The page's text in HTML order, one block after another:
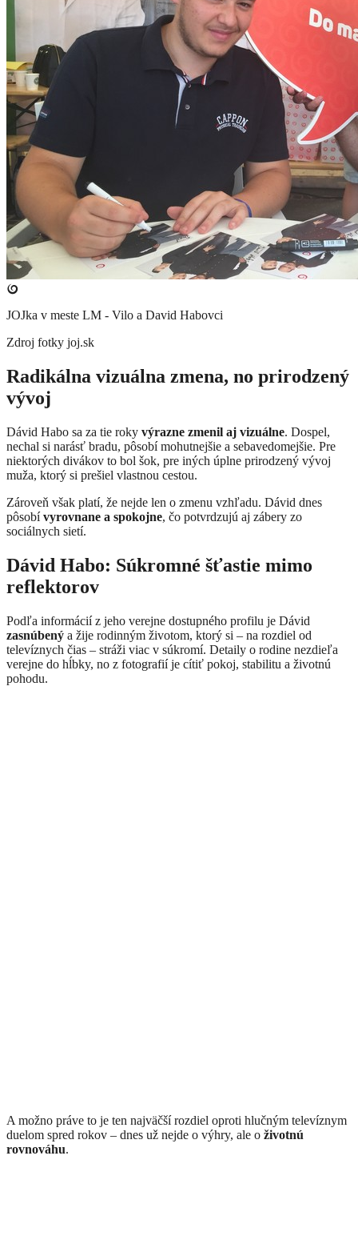
JOJka v meste LM - Vilo a David Habovci
Zdroj fotky joj.sk
Radikálna vizuálna zmena, no prirodzený
vývoj
Dávid Habo sa za tie roky výrazne zmenil aj vizuálne. Dospel,
nechal si narásť bradu, pôsobí mohutnejšie a sebavedomejšie. Pre
niektorých divákov to bol šok, pre iných úplne prirodzený vývoj
muža, ktorý si prešiel vlastnou cestou.
Zároveň však platí, že nejde len o zmenu vzhľadu. Dávid dnes
pôsobívyrovnane a spokojne, čo potvrdzujú aj zábery zo
sociálnych sietí.
Dávid Habo: Súkromné šťastie mimo
reflektorov
Podľa informácií z jeho verejne dostupného profilu je Dávid
zasnúbený a žije rodinným životom, ktorý si – na rozdiel od
televíznych čias – stráži viac v súkromí. Detaily o rodine nezdieľa
verejne do hĺbky, no z fotografií je cítiť pokoj, stabilitu a životnú
pohodu.
A možno práve to je ten najväčší rozdiel oproti hlučným televíznym
duelom spred rokov – dnes už nejde o výhry, ale o životnú
rovnováhu.